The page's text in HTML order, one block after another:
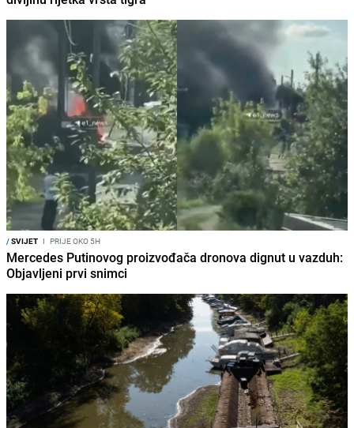
/SVIJET I PRIJE OKO 5H
Mercedes Putinovog proizvođača dronova dignut u vazduh:
Objavljeni prvi snimci